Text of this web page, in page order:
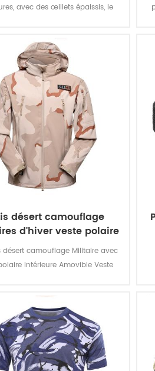
avec des œillets épaissis, le
contre les intempéries et est
en permanence et extrêmement
à l'abrasion et au déchirement.
désert camouflage
d'hiver veste polaire
désert camouflage Militaire avec
Intérieure Amovible Veste
tissage.